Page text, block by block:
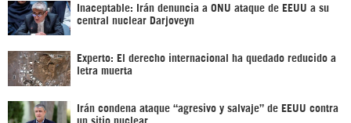
Inaceptable: Irán denuncia a ONU ataque de EEUU a su
central nuclear Darjoveyn
Experto: El derecho internacional ha quedado reducido a
letra muerta
Irán condena ataque “agresivo y salvaje” de EEUU contra
un sitio nuclear